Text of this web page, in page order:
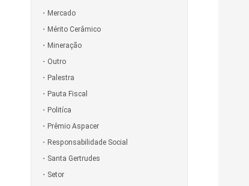
Mercado
Mérito Cerâmico
Mineração
Outro
Palestra
Pauta Fiscal
Politíca
Prêmio Aspacer
Responsabilidade Social
Santa Gertrudes
Setor